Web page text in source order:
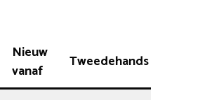
Nieuw
vanaf
Tweedehands